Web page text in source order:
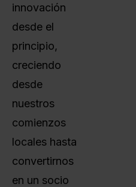
innovación
desde el
principio,
creciendo
desde
nuestros
comienzos
locales hasta
convertirnos
en un socio